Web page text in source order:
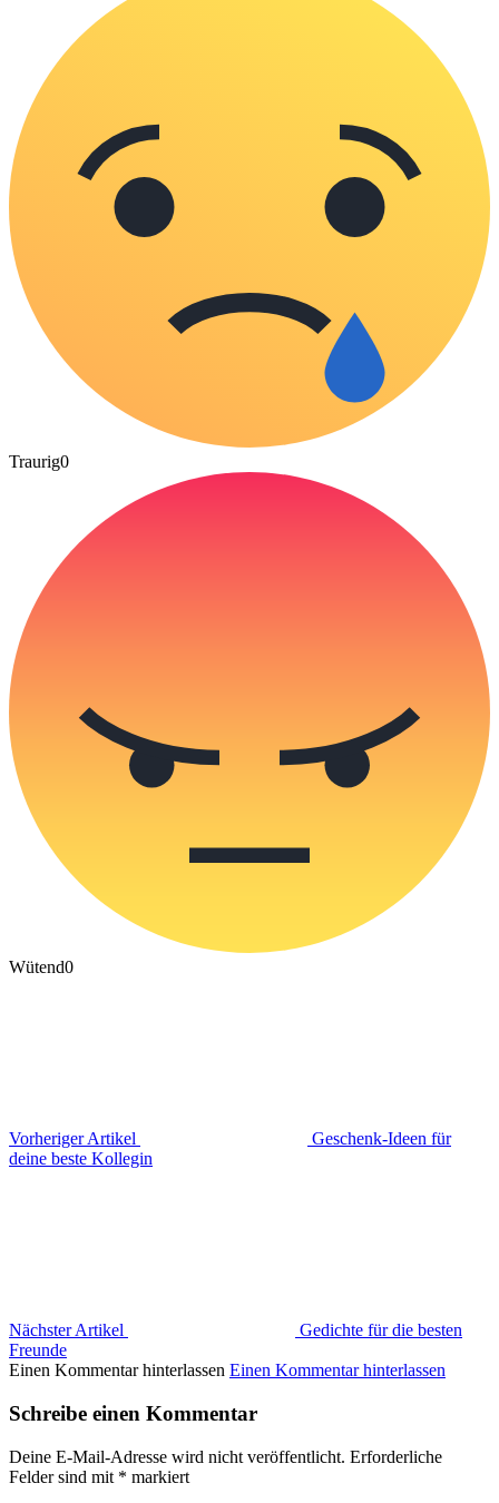
Traurig0
Wütend0
Vorheriger Artikel
Geschenk-Ideen für
deine beste Kollegin
Nächster Artikel
Gedichte für die besten
Freunde
Einen Kommentar hinterlassen Einen Kommentar hinterlassen
Schreibe einen Kommentar
Deine E-Mail-Adresse wird nicht veröffentlicht. Erforderliche
Felder sind mit * markiert